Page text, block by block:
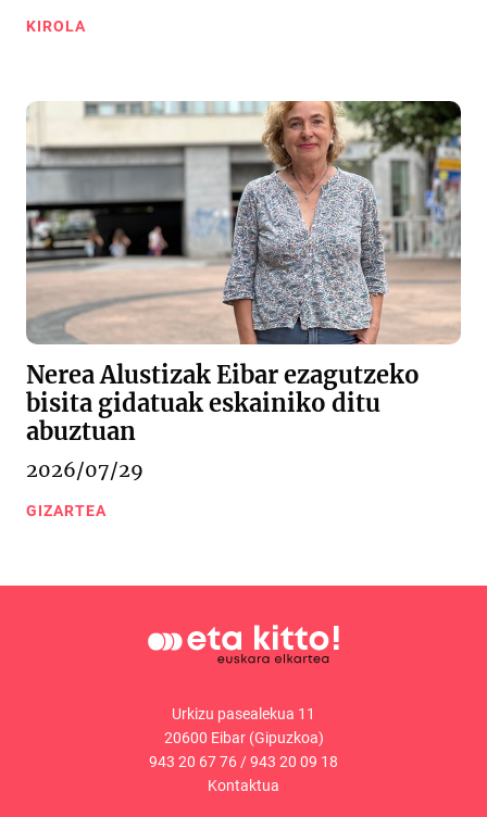
KIROLA
Nerea Alustizak Eibar ezagutzeko
bisita gidatuak eskainiko ditu
abuztuan
2026/07/29
GIZARTEA
Urkizu pasealekua 11
20600 Eibar (Gipuzkoa)
943 20 67 76 /943 20 09 18
Kontaktua